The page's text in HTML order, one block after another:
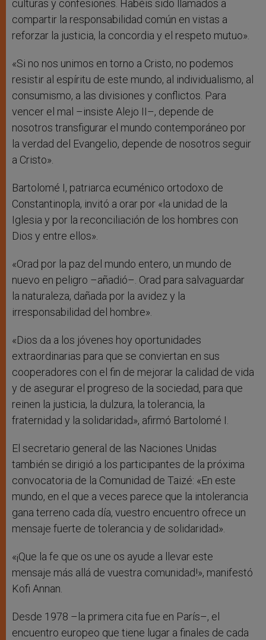
culturas y confesiones. Habéis sido llamados a
compartir la responsabilidad común en vistas a
reforzar la justicia, la concordia y el respeto mutuo».
«Si no nos unimos en torno a Cristo, no podemos
resistir al espíritu de este mundo, al individualismo, al
consumismo, a las divisiones y conflictos. Para
vencer el mal –insiste Alejo II–, depende de
nosotros transfigurar el mundo contemporáneo por
la verdad del Evangelio, depende de nosotros seguir
a Cristo».
Bartolomé I, patriarca ecuménico ortodoxo de
Constantinopla, invitó a orar por «la unidad de la
Iglesia y por la reconciliación de los hombres con
Dios y entre ellos».
«Orad por la paz del mundo entero, un mundo de
nuevo en peligro –añadió–. Orad para salvaguardar
la naturaleza, dañada por la avidez y la
irresponsabilidad del hombre».
«Dios da a los jóvenes hoy oportunidades
extraordinarias para que se conviertan en sus
cooperadores con el fin de mejorar la calidad de vida
y de asegurar el progreso de la sociedad, para que
reinen la justicia, la dulzura, la tolerancia, la
fraternidad y la solidaridad», afirmó Bartolomé I.
El secretario general de las Naciones Unidas
también se dirigió a los participantes de la próxima
convocatoria de la Comunidad de Taizé: «En este
mundo, en el que a veces parece que la intolerancia
gana terreno cada día, vuestro encuentro ofrece un
mensaje fuerte de tolerancia y de solidaridad».
«¡Que la fe que os une os ayude a llevar este
mensaje más allá de vuestra comunidad!», manifestó
Kofi Annan.
Desde 1978 –la primera cita fue en París–, el
encuentro europeo que tiene lugar a finales de cada